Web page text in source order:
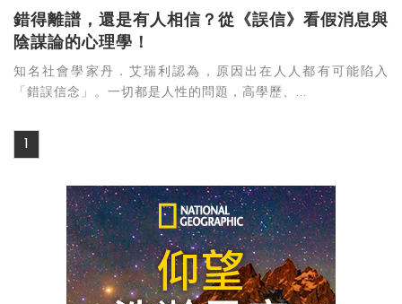
錯得離譜，還是有人相信？從《誤信》看假消息與
陰謀論的心理學！
知名社會學家丹．艾瑞利認為，原因出在人人都有可能陷入
「錯誤信念」。一切都是人性的問題，高學歷、...
1